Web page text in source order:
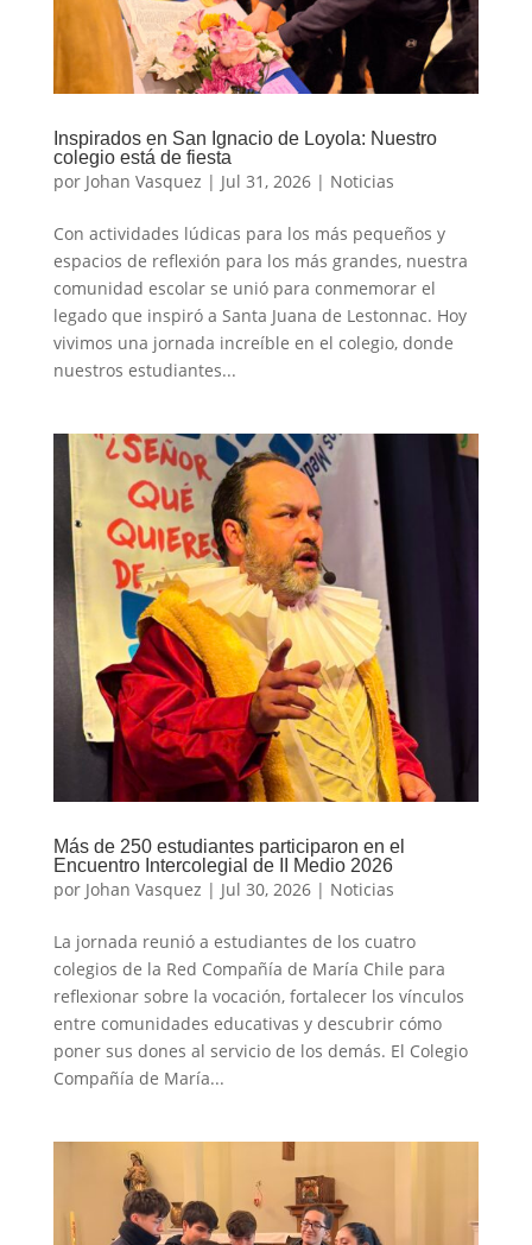
Inspirados en San Ignacio de Loyola: Nuestro
colegio está de fiesta
por Johan Vasquez | Jul 31, 2026| Noticias
Con actividades lúdicas para los más pequeños y
espacios de reflexión para los más grandes, nuestra
comunidad escolar se unió para conmemorar el
legado que inspiró a Santa Juana de Lestonnac. Hoy
vivimos una jornada increíble en el colegio, donde
nuestros estudiantes...
Más de 250 estudiantes participaron en el
Encuentro Intercolegial de II Medio 2026
por Johan Vasquez | Jul 30, 2026| Noticias
La jornada reunió a estudiantes de los cuatro
colegios de la Red Compañía de María Chile para
reflexionar sobre la vocación, fortalecer los vínculos
entre comunidades educativas y descubrir cómo
poner sus dones al servicio de los demás. El Colegio
Compañía de María...